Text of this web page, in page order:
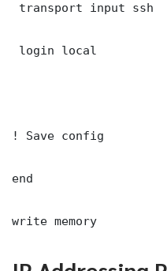
transport input ssh
login local
! Save config
end
write memory